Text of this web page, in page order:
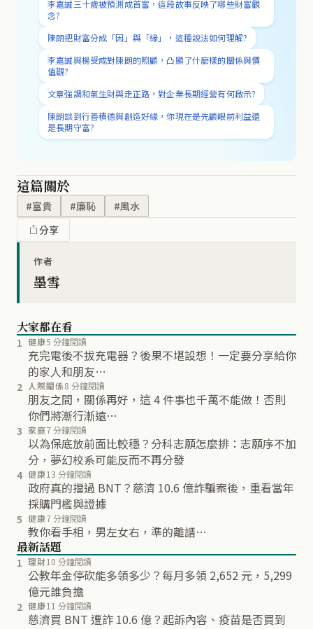
李嘉誠三十歲被預測成首富，這段故事反映了哪些財富觀
念?
陳朗把財富分成「因」與「緣」，這種說法如何理解?
李嘉誠與楊受成對陳朗的照顧，凸顯了什麼樣的關係與價
值觀?
文章強調和氣生財與走正路，對企業長期經營有何啟示?
陳朗談到行善積德與創造好緣，你現在是先顧眼前利益還
是長期守富?
這篇關於
#富貴 #廉恥
#風水
分享
作者
墨雪
大家都在看
1 健康5 分鐘閱讀
充完電後不拔充電器？後果不堪設想！一定要分享給你
的家人和朋友…
2 人際關係8 分鐘閱讀
朋友之間，關係再好，這 4 件事也千萬不能做！否則
你們將漸行漸遠…
3 家庭7 分鐘閱讀
以為保底放前面比較穩？分科志願怎麼排：志願序不加
分，夢幻校系可能反而不再分發
4 健康13 分鐘閱讀
政府真的擋過 BNT？慈濟 10.6 億詐騙案後，重看當年
採購門檻與證據
5 健康7 分鐘閱讀
教你看手相，男左女右，準的離譜…
最新話題
1 理財10 分鐘閱讀
公教年金停砍能多領多少？每月多領 2,652 元，5,299
億元誰負擔
2 健康11 分鐘閱讀
慈濟買 BNT 遭詐 10.6 億？起訴內容、疫苗是否買到